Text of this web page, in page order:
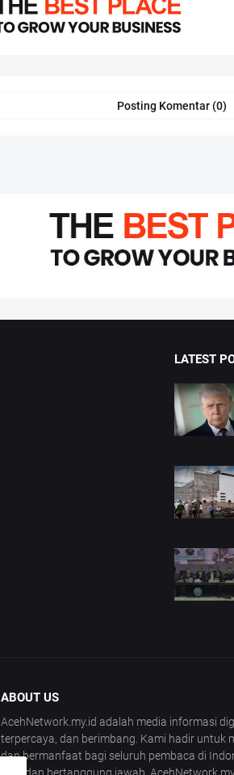
Posting Komentar (0)
LATEST
ABOUT US
AcehNetwork.my.id adalah media informasi
terpercaya, dan berimbang. Kami hadir untuk
dan bermanfaat bagi seluruh pembaca di